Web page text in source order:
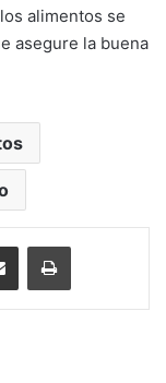
alimentos se
asegure la buena
Share via Email Print